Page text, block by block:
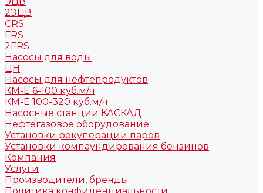
2ЭЦВ
CRS
FRS
2FRS
Насосы для воды
ЦН
Насосы для нефтепродуктов
КМ-Е 6-100 куб.м/ч
КМ-Е 100-320 куб.м/ч
Насосные станции КАСКАД
Нефтегазовое оборудование
Установки рекуперации паров
Установки компаундирования бензинов
Компания
Услуги
Производители, бренды